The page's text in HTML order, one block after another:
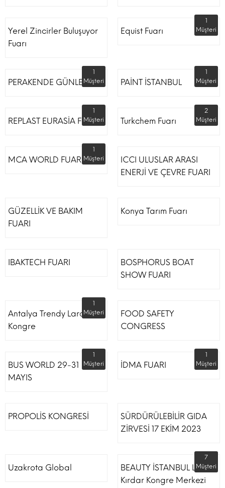
Yerel Zincirler Buluşuyor
Fuarı
Equist Fuarı
1
Müşteri
PERAKENDE GÜNLERİ
1
Müşteri
PAİNT İSTANBUL
1
Müşteri
REPLAST EURASİA FUARI
1
Müşteri
Turkchem Fuarı
2
Müşteri
MCA WORLD FUARI
1
Müşteri
ICCI ULUSLAR ARASI
ENERJİ VE ÇEVRE FUARI
GÜZELLİK VE BAKIM
FUARI
Konya Tarım Fuarı
IBAKTECH FUARI
BOSPHORUS BOAT
SHOW FUARI
Antalya Trendy Lara Otel
Kongre
1
Müşteri
FOOD SAFETY
CONGRESS
BUS WORLD 29-31
MAYIS
1
Müşteri
İDMA FUARI
1
Müşteri
PROPOLİS KONGRESİ
SÜRDÜRÜLEBİLİR GIDA
ZİRVESİ 17 EKİM 2023
Uzakrota Global
BEAUTY İSTANBUL Lütfi
Kırdar Kongre Merkezi
7
Müşteri